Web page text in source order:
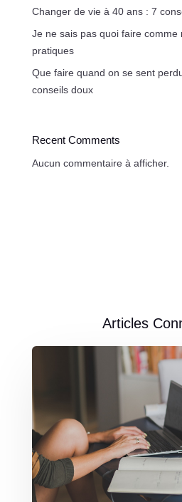
Changer de vie à 40 ans : 7
Je ne sais pas quoi faire comme
pratiques
Que faire quand on se sent
conseils doux
Recent Comments
Aucun commentaire à afficher.
Articles